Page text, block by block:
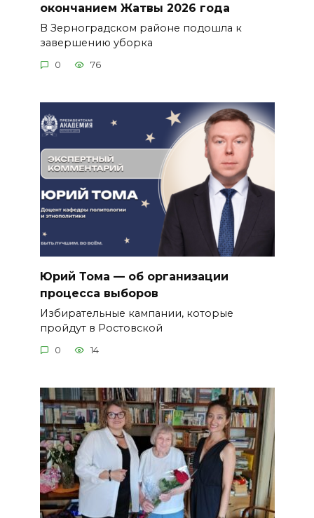
окончанием Жатвы 2026 года
В Зерноградском районе подошла к
завершению уборка
0 76
Юрий Тома — об организации
процесса выборов
Избирательные кампании, которые
пройдут в Ростовской
0 14